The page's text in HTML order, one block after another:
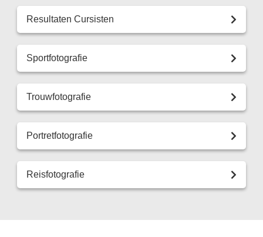
Resultaten Cursisten
Sportfotografie
Trouwfotografie
Portretfotografie
Reisfotografie